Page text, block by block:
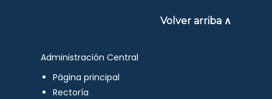
Volver arriba ∧
Administración Central
Página principal
Rectoría